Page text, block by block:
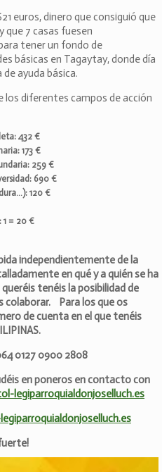
euros, dinero que consiguió que
que 7 casas fuesen
tener un fondo de
básicas en Tagaytay, donde día
ayuda básica.
diferentes campos de acción
432 €
173 €
259 €
690 €
120 €
1 = 20 €
independientemente de la
en qué y a quién se ha
tenéis la posibilidad de
colaborar. Para los que os
de cuenta en el que tenéis
0127 0900 2808
en poneros en contacto con
legiparroquialdonjoselluch.es
fuerte!